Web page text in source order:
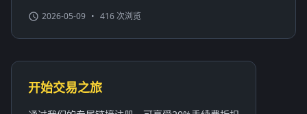
2026-05-09 • 416 次浏览
开始交易之旅